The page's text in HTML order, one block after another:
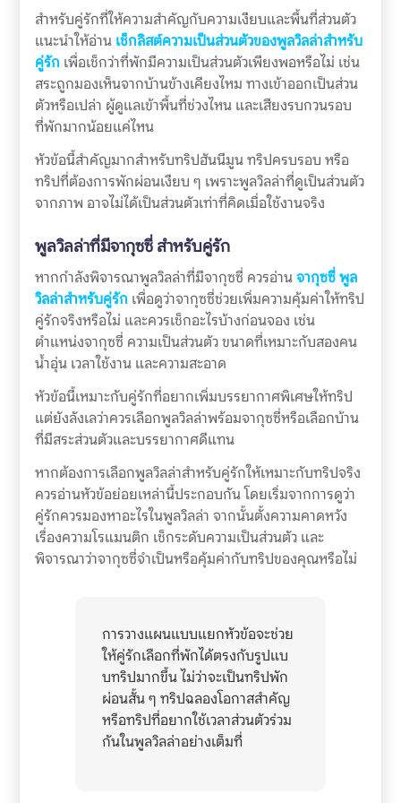
สำหรับคู่รักที่ให้ความสำคัญกับความเงียบและพื้นที่ส่วนตัว
แนะนำให้อ่าน เช็กลิสต์ความเป็นส่วนตัวของพูลวิลล่าสำหรับ
คู่รักเพื่อเช็กว่าที่พักมีความเป็นส่วนตัวเพียงพอหรือไม่ เช่น
สระถูกมองเห็นจากบ้านข้างเคียงไหม ทางเข้าออกเป็นส่วน
ตัวหรือเปล่า ผู้ดูแลเข้าพื้นที่ช่วงไหน และเสียงรบกวนรอบ
ที่พักมากน้อยแค่ไหน
หัวข้อนี้สำคัญมากสำหรับทริปฮันนีมูน ทริปครบรอบ หรือ
ทริปที่ต้องการพักผ่อนเงียบ ๆ เพราะพูลวิลล่าที่ดูเป็นส่วนตัว
จากภาพ อาจไม่ได้เป็นส่วนตัวเท่าที่คิดเมื่อใช้งานจริง
พูลวิลล่าที่มีจากุซซี่ สำหรับคู่รัก
หากกำลังพิจารณาพูลวิลล่าที่มีจากุซซี่ ควรอ่านจากุซซี่ พูล
วิลล่าสำหรับคู่รักเพื่อดูว่าจากุซซี่ช่วยเพิ่มความคุ้มค่าให้ทริป
คู่รักจริงหรือไม่ และควรเช็กอะไรบ้างก่อนจอง เช่น
ตำแหน่งจากุซซี่ ความเป็นส่วนตัว ขนาดที่เหมาะกับสองคน
น้ำอุ่น เวลาใช้งาน และความสะอาด
หัวข้อนี้เหมาะกับคู่รักที่อยากเพิ่มบรรยากาศพิเศษให้ทริป
แต่ยังลังเลว่าควรเลือกพูลวิลล่าพร้อมจากุซซี่หรือเลือกบ้าน
ที่มีสระส่วนตัวและบรรยากาศดีแทน
หากต้องการเลือกพูลวิลล่าสำหรับคู่รักให้เหมาะกับทริปจริง
ควรอ่านหัวข้อย่อยเหล่านี้ประกอบกัน โดยเริ่มจากการดูว่า
คู่รักควรมองหาอะไรในพูลวิลล่า จากนั้นตั้งความคาดหวัง
เรื่องความโรแมนติก เช็กระดับความเป็นส่วนตัว และ
พิจารณาว่าจากุซซี่จำเป็นหรือคุ้มค่ากับทริปของคุณหรือไม่
การวางแผนแบบแยกหัวข้อจะช่วย
ให้คู่รักเลือกที่พักได้ตรงกับรูปแบ
บทริปมากขึ้น ไม่ว่าจะเป็นทริปพัก
ผ่อนสั้น ๆ ทริปฉลองโอกาสสำคัญ
หรือทริปที่อยากใช้เวลาส่วนตัวร่วม
กันในพูลวิลล่าอย่างเต็มที่